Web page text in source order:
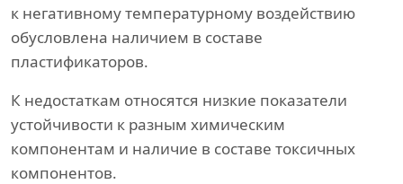
к негативному температурному воздействию
обусловлена наличием в составе
пластификаторов.
К недостаткам относятся низкие показатели
устойчивости к разным химическим
компонентам и наличие в составе токсичных
компонентов.